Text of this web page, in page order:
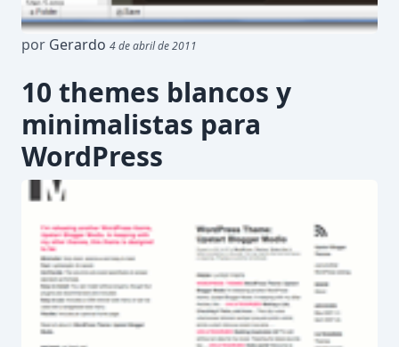
por Gerardo 4 de abril de 2011
10 themes blancos y
minimalistas para
WordPress